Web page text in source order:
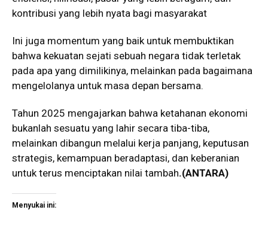
kontribusi yang lebih nyata bagi masyarakat
Ini juga momentum yang baik untuk membuktikan
bahwa kekuatan sejati sebuah negara tidak terletak
pada apa yang dimilikinya, melainkan pada bagaimana
mengelolanya untuk masa depan bersama.
Tahun 2025 mengajarkan bahwa ketahanan ekonomi
bukanlah sesuatu yang lahir secara tiba-tiba,
melainkan dibangun melalui kerja panjang, keputusan
strategis, kemampuan beradaptasi, dan keberanian
untuk terus menciptakan nilai tambah.(ANTARA)
Menyukai ini: